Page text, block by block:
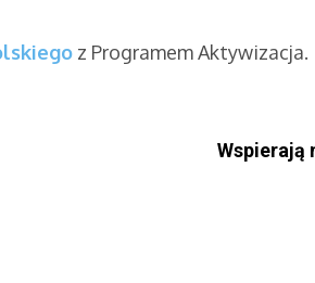
z Programem Aktywizacja.
Wspierają